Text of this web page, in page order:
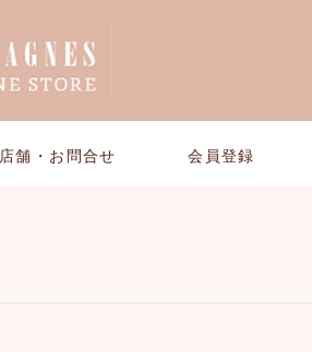
店舗・お問合せ 会員登録